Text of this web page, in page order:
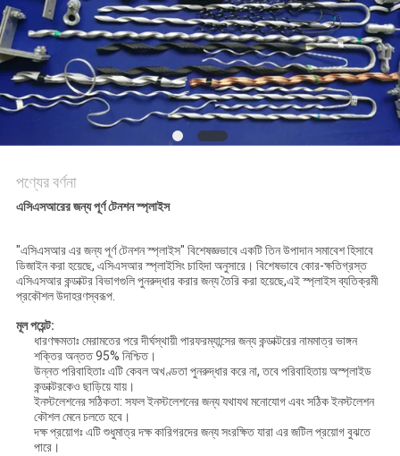
সাইট
ম্যাপ
PRIVACY
পণ্যের বর্ণনা
এসিএসআরের জন্য পূর্ণ টেনশন স্প্লাইস
"এসিএসআর এর জন্য পূর্ণ টেনশন স্প্লাইস" বিশেষজ্ঞভাবে একটি তিন উপাদান সমাবেশ হিসাবে
ডিজাইন করা হয়েছে, এসিএসআর স্প্লাইসিং চাহিদা অনুসারে। বিশেষভাবে কোর-ক্ষতিগ্রস্ত
এসিএসআর কন্ডাক্টর বিভাগগুলি পুনরুদ্ধার করার জন্য তৈরি করা হয়েছে,এই স্প্লাইস ব্যতিক্রমী
প্রকৌশল উদাহরণস্বরূপ.
মূল পয়েন্ট:
ধারণক্ষমতাঃ মেরামতের পরে দীর্ঘস্থায়ী পারফরম্যান্সের জন্য কন্ডাক্টরের নামমাত্র ভাঙ্গন
শক্তির অন্তত 95% নিশ্চিত।
উন্নত পরিবাহিতাঃ এটি কেবল অখণ্ডতা পুনরুদ্ধার করে না, তবে পরিবাহিতায় অস্প্লাইড
কন্ডাক্টরকেও ছাড়িয়ে যায়।
ইনস্টলেশনের সঠিকতা: সফল ইনস্টলেশনের জন্য যথাযথ মনোযোগ এবং সঠিক ইনস্টলেশন
কৌশল মেনে চলতে হবে।
দক্ষ প্রয়োগঃ এটি শুধুমাত্র দক্ষ কারিগরদের জন্য সংরক্ষিত যারা এর জটিল প্রয়োগ বুঝতে
পারে।